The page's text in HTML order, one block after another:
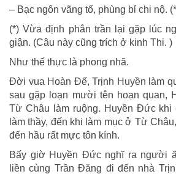
– Bạc ngôn vãng tố, phùng bỉ chi nộ.
(*) Vừa định phân trần lại gặp lúc
giận. (Câu này cũng trích ở kinh Thi. )
Như thế thực là phong nhã.
Đời vua Hoàn Đế, Trịnh Huyền làm
sau gặp loạn mười tên hoạn quan,
Từ Châu làm ruộng. Huyền Đức khi
làm thầy, đến khi làm mục ở Từ
đến hầu rất mực tôn kính.
Bấy giờ Huyền Đức nghĩ ra người
liền cùng Trần Đăng đi đến nhà